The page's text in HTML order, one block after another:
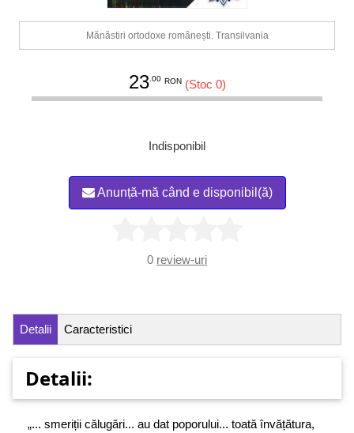
Mănăstiri ortodoxe românești. Transilvania
23.00 RON (Stoc 0)
Indisponibil
Anunță-mă când e disponibil(ă)
0 review-uri
Detalii Caracteristici
Detalii:
„... smeriții călugări... au dat poporului... toată învățătura,